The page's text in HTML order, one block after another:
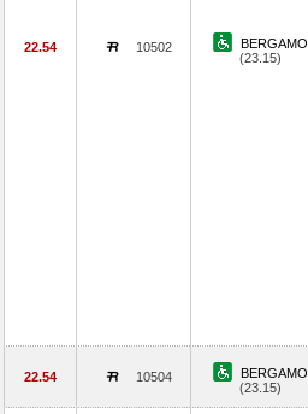
22.54 10502
BERGAMO
(23.15)
22.54 10504
BERGAMO
(23.15)